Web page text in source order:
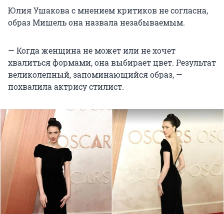
Юлия Ушакова с мнением критиков не согласна,
образ Мишель она назвала незабываемым.
— Когда женщина не может или не хочет
хвалиться формами, она выбирает цвет. Результат
великолепный, запоминающийся образ, —
похвалила актрису стилист.